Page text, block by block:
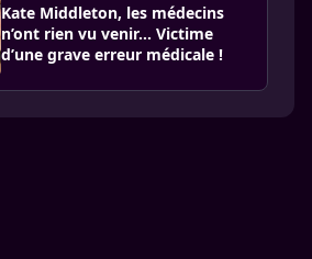
Kate Middleton, les médecins
n’ont rien vu venir… Victime
d’une grave erreur médicale !